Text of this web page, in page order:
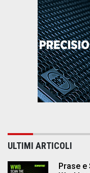
ULTIMI ARTICOLI
Prase e